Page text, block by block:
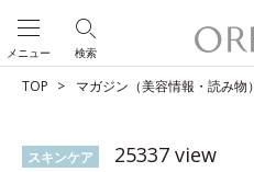
検索
メニュー
TOP マガジン（美容情報・読み物）
スキンケア 25337 view